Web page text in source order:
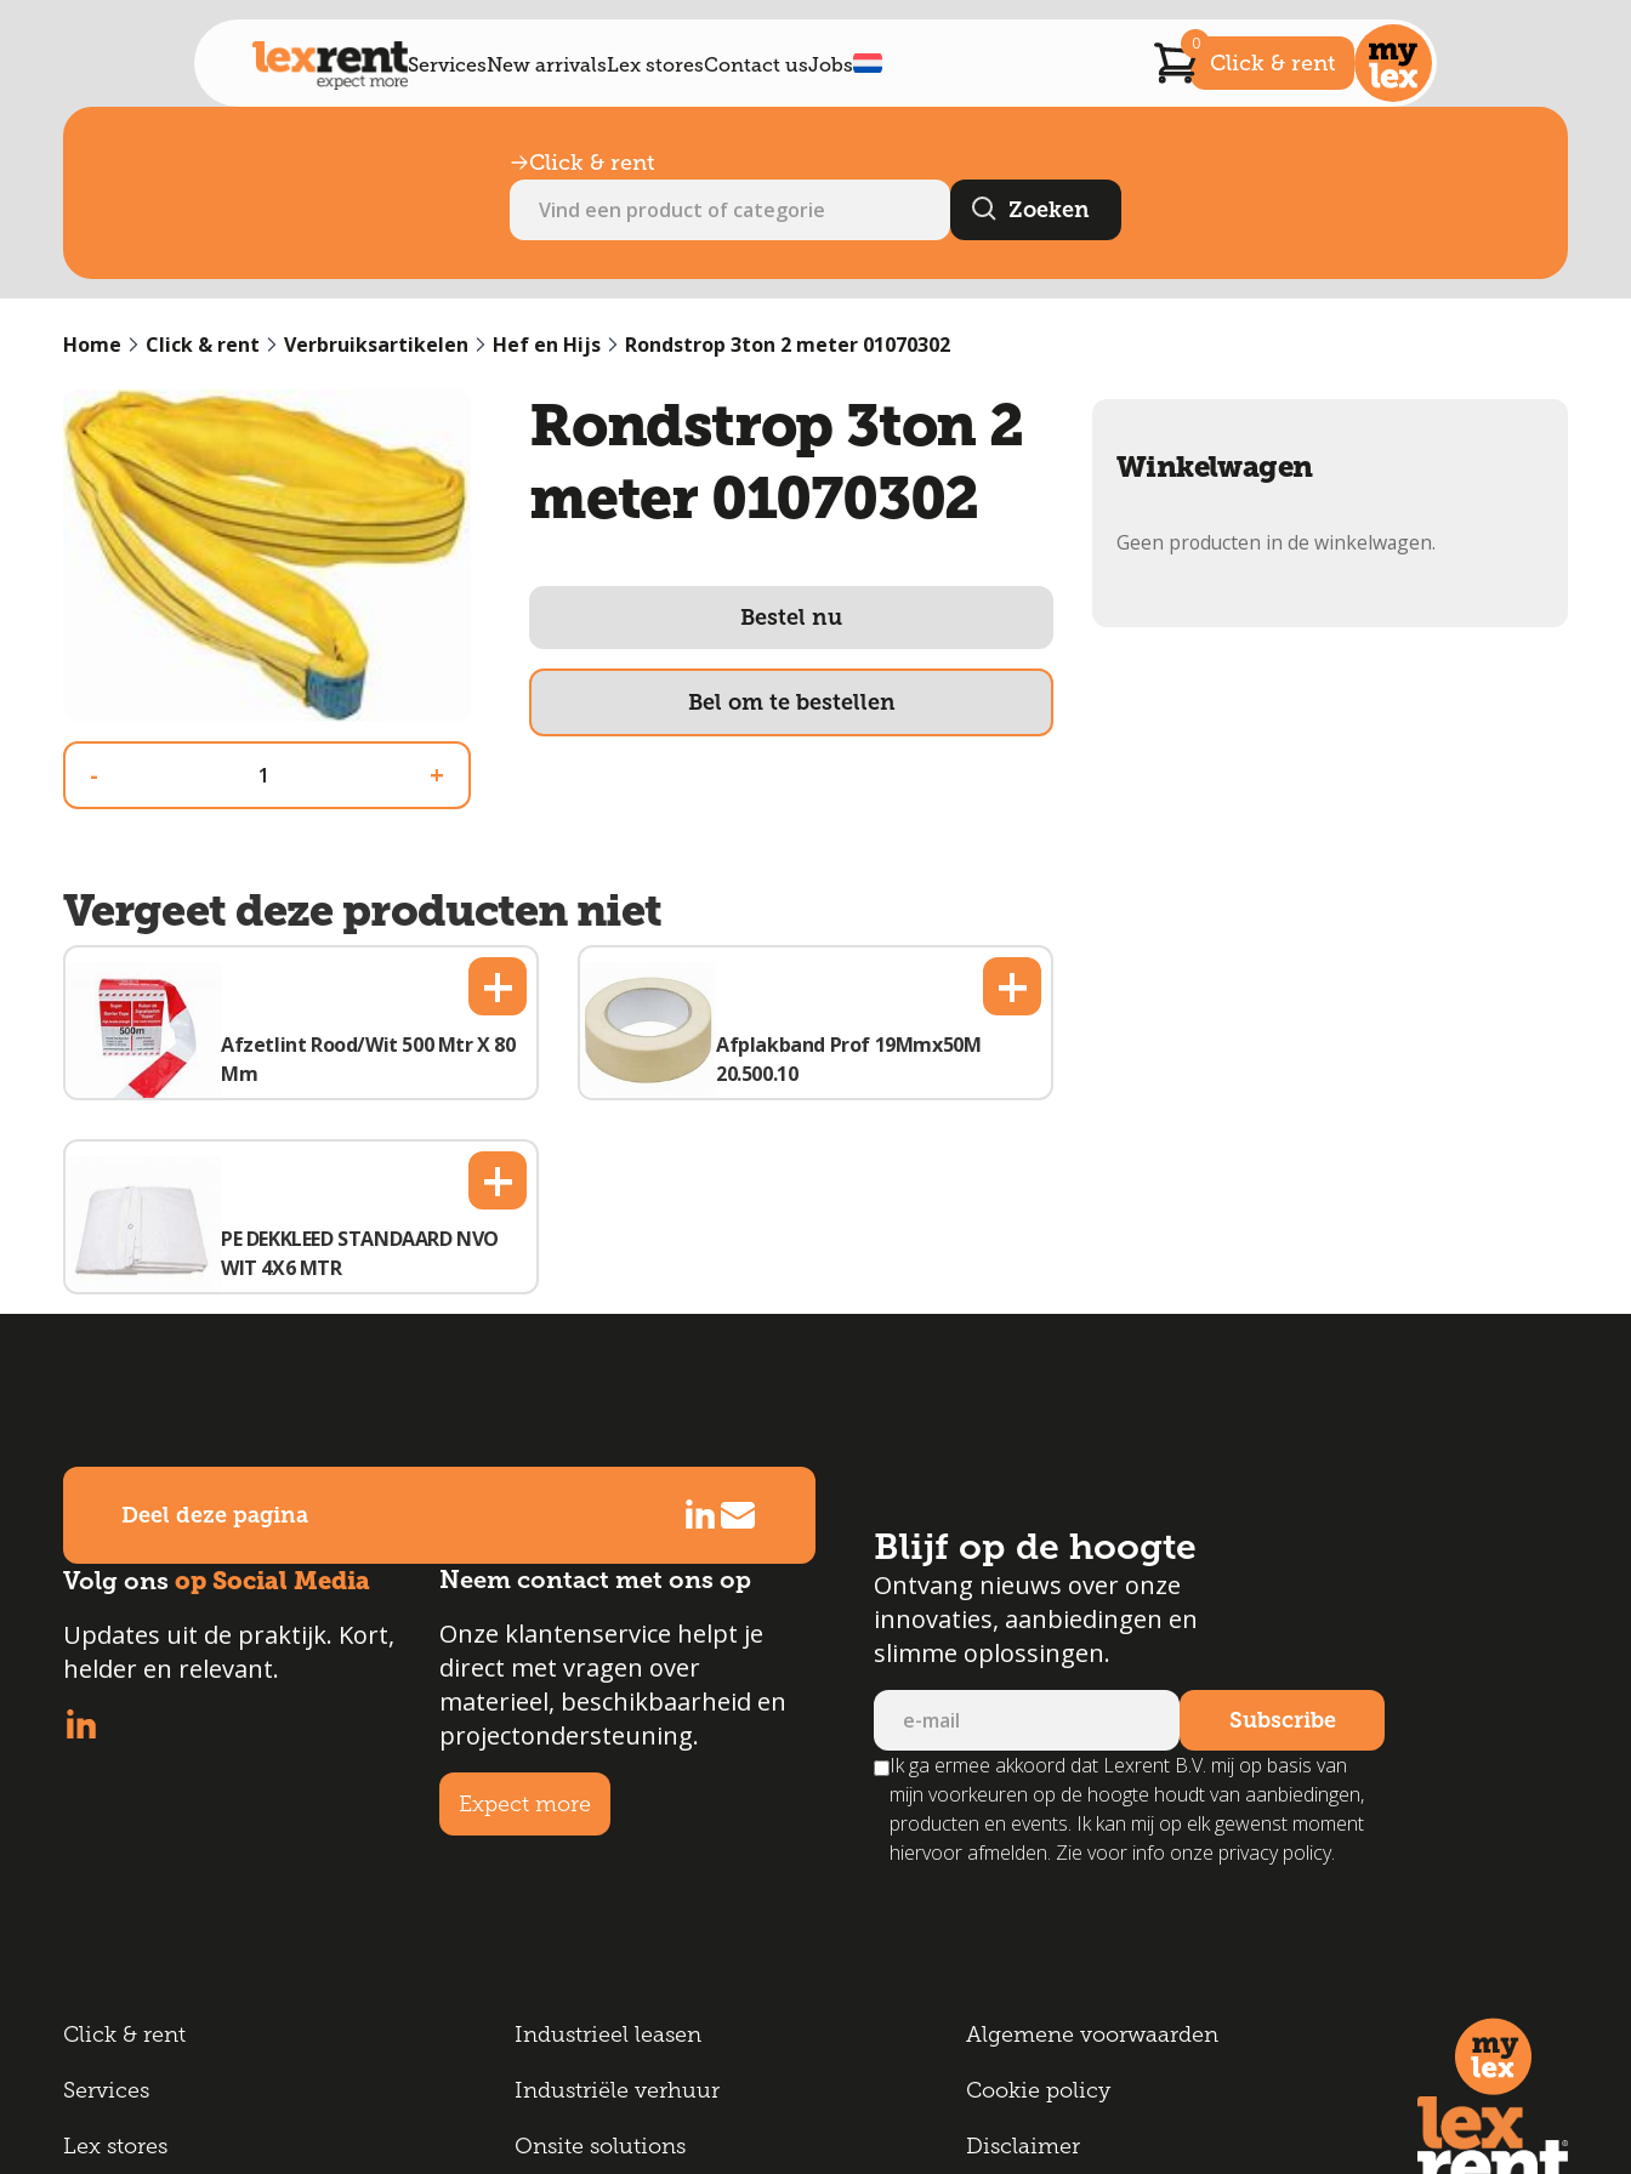
ServicesNew arrivalsLex storesContact usJobs
0
Click & rent
Click & rent
Home Click & rent Verbruiksartikelen Hef en Hijs Rondstrop 3ton 2 meter 01070302
- +
Rondstrop 3ton 2
meter 01070302
Bestel nu
Bel om te bestellen
Vergeet deze producten niet
Afzetlint Rood/Wit 500 Mtr X 80
Mm
+
Afplakband Prof 19Mmx50M
20.500.10
+
PE DEKKLEED STANDAARD NVO
WIT 4X6 MTR
+
Winkelwagen
Geen producten in de winkelwagen.
Deel deze pagina
Volg ons op Social Media
Updates uit de praktijk. Kort,
helder en relevant.
Neem contact met ons op
Onze klantenservice helpt je
direct met vragen over
materieel, beschikbaarheid en
projectondersteuning.
Expect more
Blijf op de hoogte
Ontvang nieuws over onze
innovaties, aanbiedingen en
slimme oplossingen.
Ik ga ermee akkoord dat Lexrent B.V. mij op basis van
mijn voorkeuren op de hoogte houdt van aanbiedingen,
producten en events. Ik kan mij op elk gewenst moment
hiervoor afmelden. Zie voor info onze privacy policy.
Click & rent
Services
Lex stores
Industrieel leasen
Industriële verhuur
Onsite solutions
Algemene voorwaarden
Cookie policy
Disclaimer